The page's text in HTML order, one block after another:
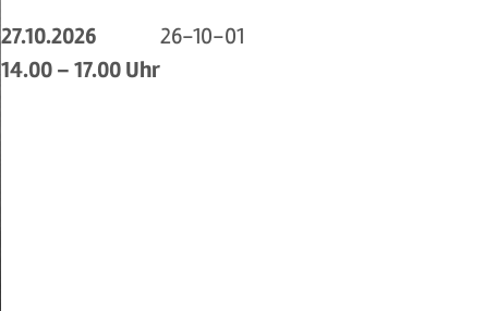
27.10.2026
14.00 – 17.00 Uhr
26-10-01